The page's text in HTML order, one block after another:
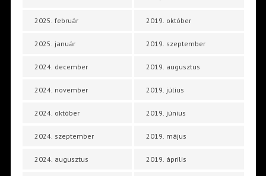
2025. február
2025. január
2024. december
2024. november
2024. október
2024. szeptember
2024. augusztus
2019. október
2019. szeptember
2019. augusztus
2019. július
2019. június
2019. május
2019. április